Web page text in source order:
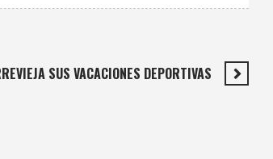
SUS VACACIONES DEPORTIVAS